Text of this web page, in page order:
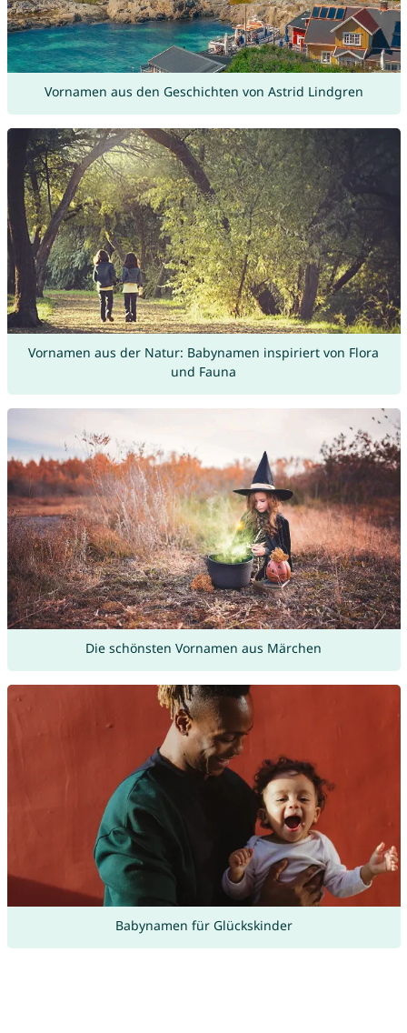
Vornamen aus den Geschichten von Astrid Lindgren
Vornamen aus der Natur: Babynamen inspiriert von Flora
und Fauna
Die schönsten Vornamen aus Märchen
Babynamen für Glückskinder